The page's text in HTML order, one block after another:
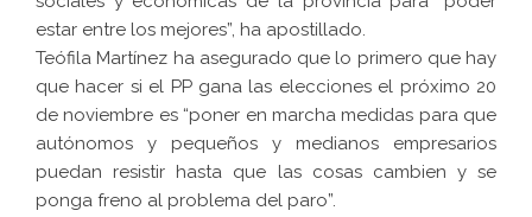
estar entre los mejores”, ha apostillado.
Teófila Martínez ha asegurado que lo primero que hay
que hacer si el PP gana las elecciones el próximo 20
de noviembre es “poner en marcha medidas para que
autónomos y pequeños y medianos empresarios
puedan resistir hasta que las cosas cambien y se
ponga freno al problema del paro”.